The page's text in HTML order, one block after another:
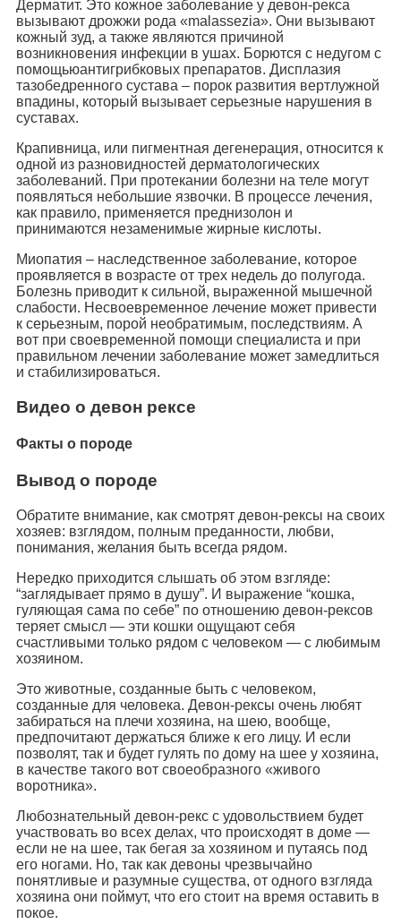
Дерматит. Это кожное заболевание у девон-рекса
вызывают дрожжи рода «malassezia». Они вызывают
кожный зуд, а также являются причиной
возникновения инфекции в ушах. Борются с недугом с
помощьюантигрибковых препаратов. Дисплазия
тазобедренного сустава – порок развития вертлужной
впадины, который вызывает серьезные нарушения в
суставах.
Крапивница, или пигментная дегенерация, относится к
одной из разновидностей дерматологических
заболеваний. При протекании болезни на теле могут
появляться небольшие язвочки. В процессе лечения,
как правило, применяется преднизолон и
принимаются незаменимые жирные кислоты.
Миопатия – наследственное заболевание, которое
проявляется в возрасте от трех недель до полугода.
Болезнь приводит к сильной, выраженной мышечной
слабости. Несвоевременное лечение может привести
к серьезным, порой необратимым, последствиям. А
вот при своевременной помощи специалиста и при
правильном лечении заболевание может замедлиться
и стабилизироваться.
Видео о девон рексе
Факты о породе
Вывод о породе
Обратите внимание, как смотрят девон-рексы на своих
хозяев: взглядом, полным преданности, любви,
понимания, желания быть всегда рядом.
Нередко приходится слышать об этом взгляде:
“заглядывает прямо в душу”. И выражение “кошка,
гуляющая сама по себе” по отношению девон-рексов
теряет смысл — эти кошки ощущают себя
счастливыми только рядом с человеком — с любимым
хозяином.
Это животные, созданные быть с человеком,
созданные для человека. Девон-рексы очень любят
забираться на плечи хозяина, на шею, вообще,
предпочитают держаться ближе к его лицу. И если
позволят, так и будет гулять по дому на шее у хозяина,
в качестве такого вот своеобразного «живого
воротника».
Любознательный девон-рекс с удовольствием будет
участвовать во всех делах, что происходят в доме —
если не на шее, так бегая за хозяином и путаясь под
его ногами. Но, так как девоны чрезвычайно
понятливые и разумные существа, от одного взгляда
хозяина они поймут, что его стоит на время оставить в
покое.